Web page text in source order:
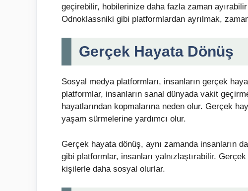
geçirebilir, hobilerinize daha fazla zaman
Odnoklassniki gibi platformlardan ayrılmak,
Gerçek Hayata Dönüş
Sosyal medya platformları, insanların gerçek
platformlar, insanların sanal dünyada vakit
hayatlarından kopmalarına neden olur. Gerçek
yaşam sürmelerine yardımcı olur.
Gerçek hayata dönüş, aynı zamanda insanların
gibi platformlar, insanları yalnızlaştırabilir.
kişilerle daha sosyal olurlar.